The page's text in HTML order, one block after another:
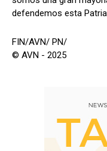
defendemos esta
FIN/AVN/ PN/
© AVN - 2025